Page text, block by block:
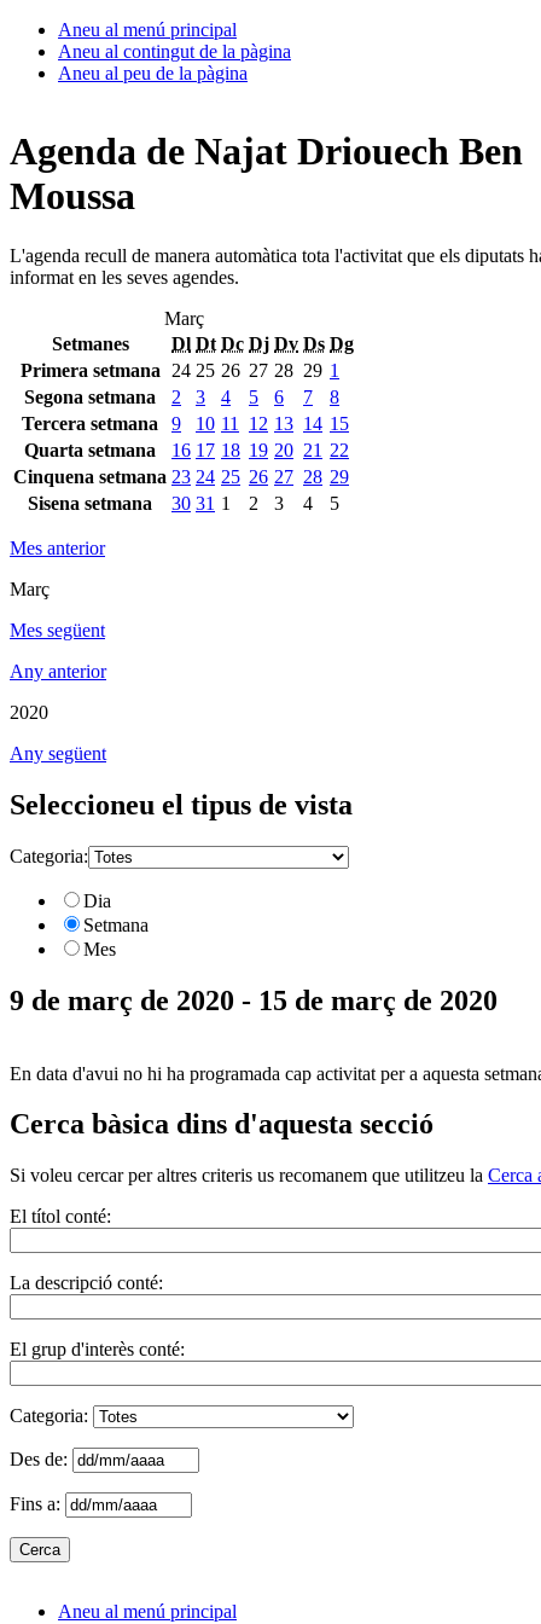
Aneu al menú principal
Aneu al contingut de la pàgina
Aneu al peu de la pàgina
Agenda de Najat Driouech Ben
Moussa
L'agenda recull de manera automàtica tota l'activitat que els diputats
informat en les seves agendes.
Març
Setmanes
Dl Dt Dc Dj Dv Ds Dg
Primera setmana
24 25 26 27 28 29 1
Segona setmana
2 3 4 5 6 7
8
Tercera setmana
9 10 11 12 13 14 15
Quarta setmana
16 17 18 19 20 21 22
Cinquena setmana 23 24 25 26 27 28 29
Sisena setmana
30 31 1 2 3 4 5
Mes anterior
Març
Mes següent
Any anterior
2020
Any següent
Seleccioneu el tipus de vista
Categoria:
Dia
Setmana
Mes
9 de març de 2020 - 15 de març de 2020
En data d'avui no hi ha programada cap activitat per a aquesta
Cerca bàsica dins d'aquesta secció
Si voleu cercar per altres criteris us recomanem que utilitzeu la Cerca
El títol conté:
La descripció conté:
El grup d'interès conté:
Categoria:
Des de:
Fins a:
Aneu al menú principal